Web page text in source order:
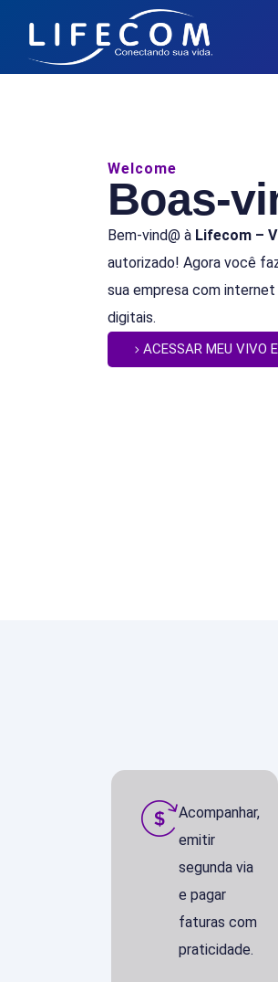
Welcome
Boas-
Bem-vind@ à Lifecom –
autorizado! Agora você
sua empresa com
digitais.
ACESSAR MEU VIVO
Acompanhar,
emitir
segunda via
e pagar
faturas com
praticidade.